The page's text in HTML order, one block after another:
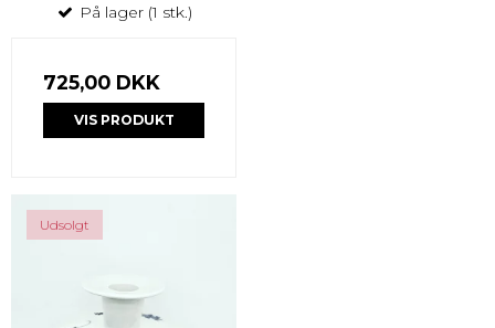
På lager (1 stk.)
725,00 DKK
VIS PRODUKT
Udsolgt